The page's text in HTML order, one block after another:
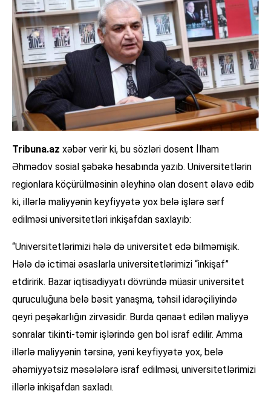
Tribuna.az xəbər verir ki, bu sözləri dosent İlham
Əhmədov sosial şəbəkə hesabında yazıb. Universitetlərin
regionlara köçürülməsinin əleyhinə olan dosent əlavə edib
ki, illərlə maliyyənin keyfiyyətə yox belə işlərə sərf
edilməsi universitetləri inkişafdan saxlayıb:
“Universitetlərimizi hələ də universitet edə bilməmişik.
Hələ də ictimai əsaslarla universitetlərimizi “inkişaf”
etdiririk. Bazar iqtisadiyyatı dövründə müasir universitet
quruculuğuna belə bəsit yanaşma, təhsil idarəçiliyində
qeyri peşəkarlığın zirvəsidir. Burda qənaət edilən maliyyə
sonralar tikinti-təmir işlərində gen bol israf edilir. Amma
illərlə maliyyənin tərsinə, yəni keyfiyyətə yox, belə
əhəmiyyətsiz məsələlərə israf edilməsi, universitetlərimizi
illərlə inkişafdan saxladı.